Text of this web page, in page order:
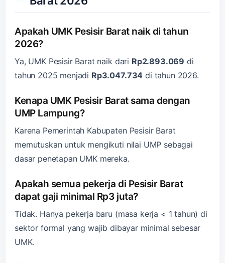
Apakah UMK Pesisir Barat naik di tahun
2026?
Ya, UMK Pesisir Barat naik dari Rp2.893.069 di
tahun 2025 menjadi Rp3.047.734 di tahun 2026.
Kenapa UMK Pesisir Barat sama dengan
UMP Lampung?
Karena Pemerintah Kabupaten Pesisir Barat
memutuskan untuk mengikuti nilai UMP sebagai
dasar penetapan UMK mereka.
Apakah semua pekerja di Pesisir Barat
dapat gaji minimal Rp3 juta?
Tidak. Hanya pekerja baru (masa kerja < 1 tahun) di
sektor formal yang wajib dibayar minimal sebesar
UMK.